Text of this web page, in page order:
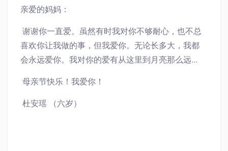
亲爱的妈妈：
谢谢你一直爱。虽然有时我对你不够耐心，也不总
喜欢你让我做的事，但我爱你。无论长多大，我都
会永远爱你。我对你的爱有从这里到月亮那么远；
表达我有多爱你，也永远不会停止爱你…
母亲节快乐！我爱你！
杜安瑶 （六岁）